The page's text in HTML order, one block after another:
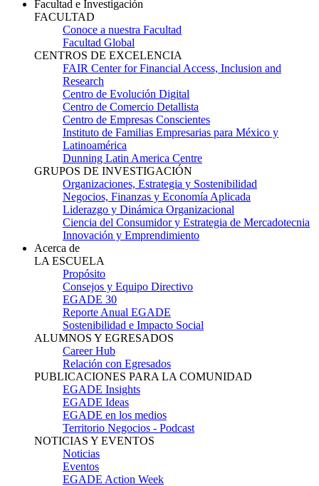
Facultad e Investigación
FACULTAD
Conoce a nuestra Facultad
Facultad Global
CENTROS DE EXCELENCIA
FAIR Center for Financial Access, Inclusion and
Research
Centro de Evolución Digital
Centro de Comercio Detallista
Centro de Empresas Conscientes
Instituto de Familias Empresarias para México y
Latinoamérica
Dunning Latin America Centre
GRUPOS DE INVESTIGACIÓN
Organizaciones, Estrategia y Sostenibilidad
Negocios, Finanzas y Economía Aplicada
Liderazgo y Dinámica Organizacional
Ciencia del Consumidor y Estrategia de Mercadotecnia
Innovación y Emprendimiento
Acerca de
LA ESCUELA
Propósito
Consejos y Equipo Directivo
EGADE 30
Reporte Anual EGADE
Sostenibilidad e Impacto Social
ALUMNOS Y EGRESADOS
Career Hub
Relación con Egresados
PUBLICACIONES PARA LA COMUNIDAD
EGADE Insights
EGADE Ideas
EGADE en los medios
Territorio Negocios - Podcast
NOTICIAS Y EVENTOS
Noticias
Eventos
EGADE Action Week